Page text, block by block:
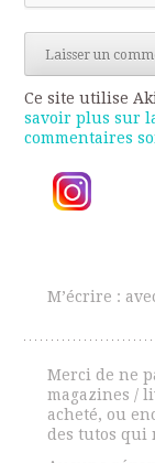
Ce site utilise
savoir plus sur
commentaires
M’écrire :
Merci de ne
magazines /
acheté, ou
des tutos qui